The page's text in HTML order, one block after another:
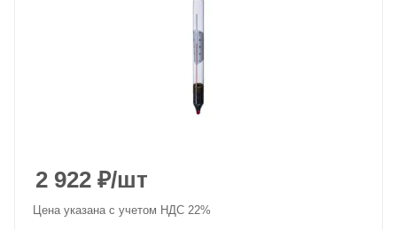
2 922 ₽/шт
Цена указана с учетом НДС 22%